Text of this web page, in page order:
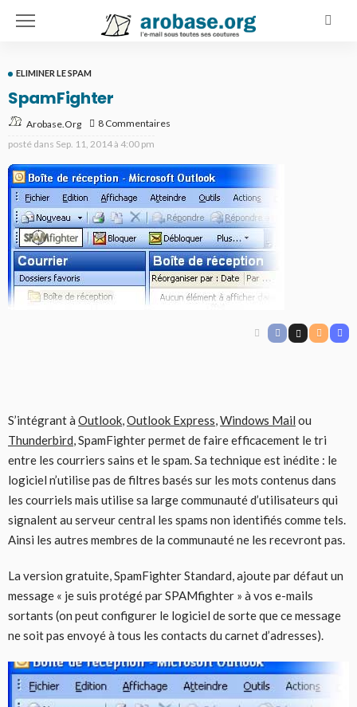
ELIMINER LE SPAM
SpamFighter
Arobase.org
8 Commentaires
posté dans Sep. 11, 2014 à 4:00 pm
S’intégrant à Outlook,Outlook Express,Windows Mail ou
Thunderbird, SpamFighter permet de faire efficacement le tri
entre les courriers sains et le spam. Sa technique est inédite : le
logiciel n’utilise pas de filtres basés sur les mots contenus dans
les courriels mais utilise sa large communauté d’utilisateurs qui
signalent au serveur central les spams non identifiés comme tels.
Ainsi les autres membres de la communauté ne les recevront pas.
La version gratuite, SpamFighter Standard, ajoute par défaut un
message « je suis protégé par SPAMfighter » à vos e-mails
sortants (on peut configurer le logiciel de sorte que ce message
ne soit pas envoyé à tous les contacts du carnet d’adresses).